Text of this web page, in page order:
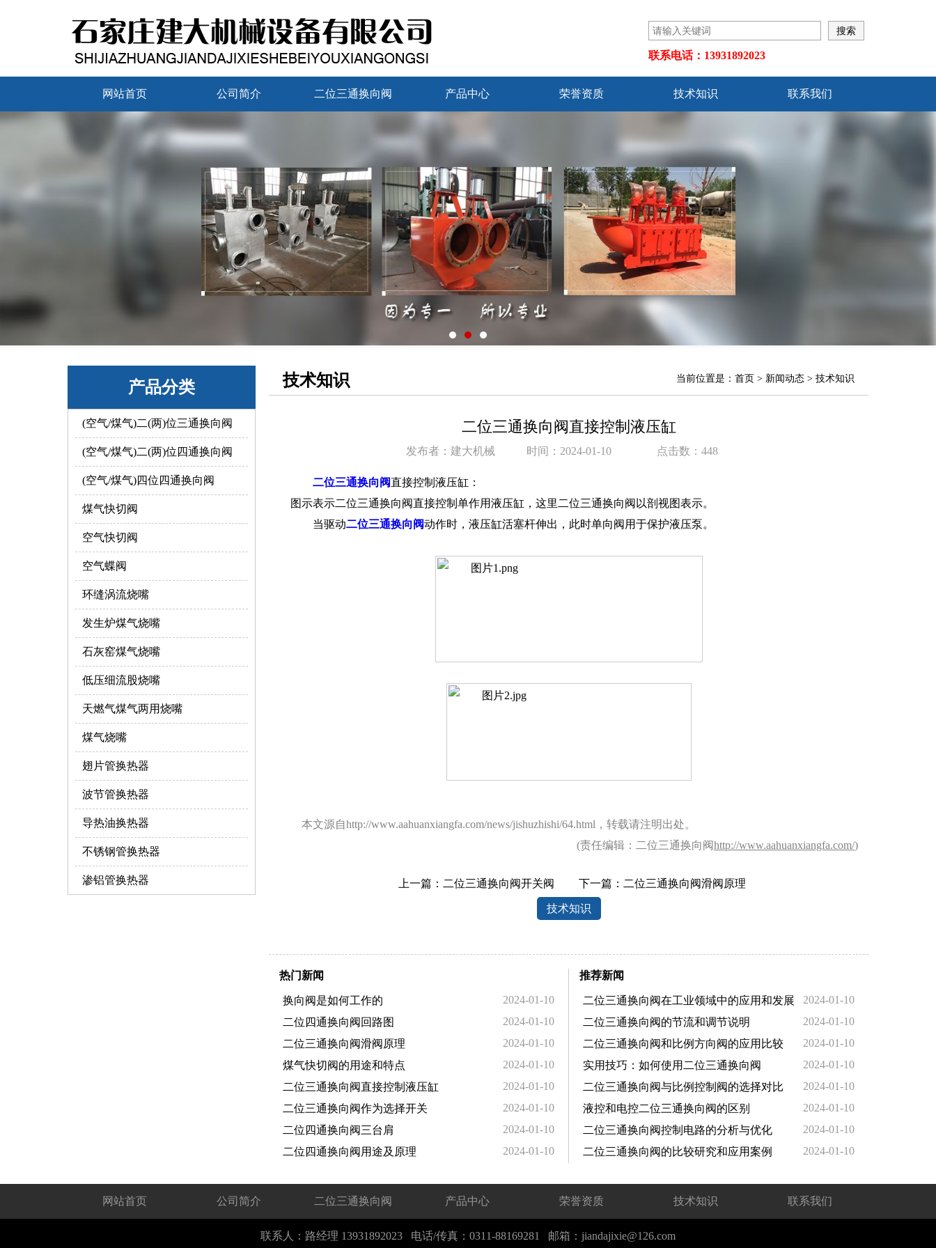
联系电话：13931892023
网站首页 公司简介 二位三通换向阀 产品中心 荣誉资质 技术知识 联系我们
1 2 3
产品分类
(空气/煤气)二(两)位三通换向阀
(空气/煤气)二(两)位四通换向阀
(空气/煤气)四位四通换向阀
煤气快切阀
空气快切阀
空气蝶阀
环缝涡流烧嘴
发生炉煤气烧嘴
石灰窑煤气烧嘴
低压细流股烧嘴
天燃气煤气两用烧嘴
煤气烧嘴
翅片管换热器
波节管换热器
导热油换热器
不锈钢管换热器
渗铝管换热器
技术知识 当前位置是： 首页 > 新闻动态 > 技术知识
二位三通换向阀直接控制液压缸
发布者：建大机械 时间：2024-01-10 点击数： 448
二位三通换向阀直接控制液压缸：
图示表示二位三通换向阀直接控制单作用液压缸，这里二位三通换向阀以剖视图表示。
当驱动二位三通换向阀动作时，液压缸活塞杆伸出，此时单向阀用于保护液压泵。
本文源自http://www.aahuanxiangfa.com/news/jishuzhishi/64.html ，转载请注明出处。
(责任编辑：二位三通换向阀http://www.aahuanxiangfa.com/)
上一篇： 二位三通换向阀开关阀 下一篇： 二位三通换向阀滑阀原理
技术知识
热门新闻
换向阀是如何工作的
2024-01-10
二位四通换向阀回路图
2024-01-10
二位三通换向阀滑阀原理
2024-01-10
煤气快切阀的用途和特点
2024-01-10
二位三通换向阀直接控制液压缸
2024-01-10
二位三通换向阀作为选择开关
2024-01-10
二位四通换向阀三台肩
2024-01-10
二位四通换向阀用途及原理
2024-01-10
推荐新闻
二位三通换向阀在工业领域中的应用和发展
2024-01-10
二位三通换向阀的节流和调节说明
2024-01-10
二位三通换向阀和比例方向阀的应用比较
2024-01-10
实用技巧：如何使用二位三通换向阀
2024-01-10
二位三通换向阀与比例控制阀的选择对比
2024-01-10
液控和电控二位三通换向阀的区别
2024-01-10
二位三通换向阀控制电路的分析与优化
2024-01-10
二位三通换向阀的比较研究和应用案例
2024-01-10
网站首页 公司简介 二位三通换向阀 产品中心 荣誉资质 技术知识 联系我们
联系人：路经理 13931892023 电话/传真：0311-88169281 邮箱： jiandajixie@126.com